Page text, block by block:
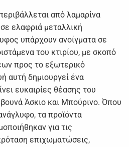
από λαμαρίνα
ελαφριά μεταλλική
υπάρχουν ανοίγματα σε
του κτιρίου, με σκοπό
προς το εξωτερικό
αυτή δημιουργεί ένα
ευκαιρίες θέασης του
Άσκιο και Μπούρινο. Όπου
τα προϊόντα
για τις
επιχωματώσεις,